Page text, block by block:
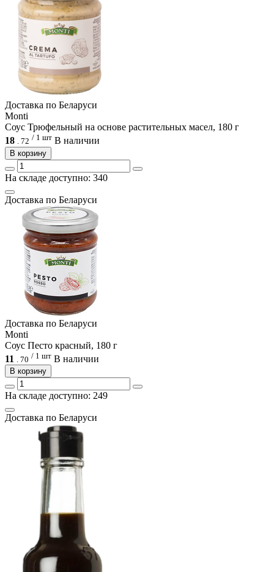
Доcтавка по Беларуси
Monti
Соус Трюфельный на основе растительных масел, 180 г
18 . 72 / 1 шт В наличии
В корзину
На складе доступно: 340
Доcтавка по Беларуси
Доcтавка по Беларуси
Monti
Соус Песто красный, 180 г
11
70 / 1 шт В наличии
В корзину
На складе доступно: 249
Доcтавка по Беларуси